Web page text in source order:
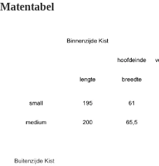
Matentabel